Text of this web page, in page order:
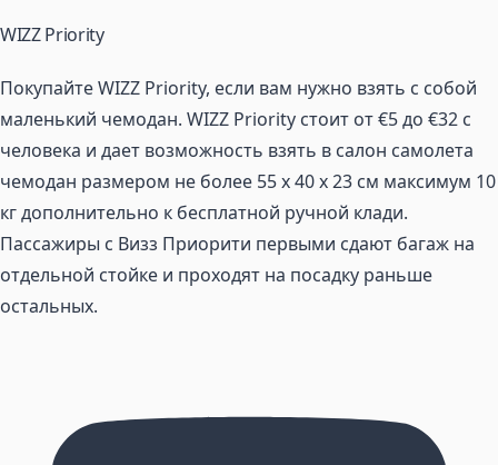
WIZZ Priority
Покупайте WIZZ Priority, если вам нужно взять с собой
маленький чемодан. WIZZ Priority стоит от €5 до €32 с
человека и дает возможность взять в салон самолета
чемодан размером не более 55 x 40 x 23 см максимум 10
кг дополнительно к бесплатной ручной клади.
Пассажиры с Визз Приорити первыми сдают багаж на
отдельной стойке и проходят на посадку раньше
остальных.